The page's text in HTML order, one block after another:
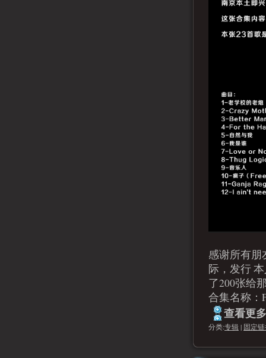
感谢所有朋
际，发行
了200张给
合集名称：
查看更
分类:专辑| 固定